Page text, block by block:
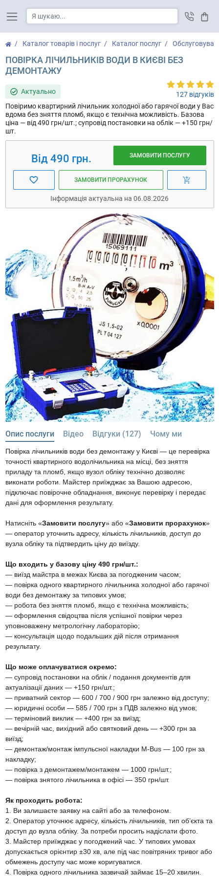
Каталог товарів і послуг Каталог послуг
ПОВІРКА ЛІЧИЛЬНИКІВ ВОДИ В КИЄВІ БЕЗ
ДЕМОНТАЖУ
Актуально
127 відгуків
Повіримо квартирний лічильник холодної або гарячої води у Вас
вдома без зняття пломб, якщо є технічна можливість. Базова
ціна — від 490 грн/шт.; супровід постановки на облік — +150 грн/
шт.
Від 490 грн. ЗАМОВИТИ ПОСЛУГУ
ЗАМОВИТИ ПРОРАХУНОК
Інформація актуальна на 06.08.2026
Опис послуги Відео Відгуки (127) Чому ми
Повірка лічильників води без демонтажу у Києві — це перевірка
точності квартирного водолічильника на місці, без зняття
приладу та пломб, якщо вузол обліку технічно дозволяє
виконати роботи. Майстер приїжджає за Вашою адресою,
підключає повірочне обладнання, виконує перевірку і передає
дані для оформлення результату.
Натисніть «Замовити послугу» або «Замовити прорахунок»
— оператор уточнить адресу, кількість лічильників, доступ до
вузла обліку та підтвердить ціну до виїзду.
Що входить у базову ціну 490 грн/шт.:
— виїзд майстра в межах Києва за погодженим часом;
— повірка одного квартирного лічильника холодної або гарячої
води без демонтажу за типових умов;
— робота без зняття пломб, якщо є технічна можливість;
— оформлення свідоцтва після успішної повірки через
уповноважену метрологічну лабораторію;
— консультація щодо подальших дій після отримання
результату.
Що може оплачуватися окремо:
— супровід постановки на облік / подання документів для
актуалізації даних — +150 грн/шт.;
— приватний сектор — 600 / 700 / 900 грн залежно від доступу;
— юридичні особи — 585 / 700 грн з ПДВ залежно від умов;
— терміновий виклик — +400 грн за виїзд;
— вечірній час, вихідний або святковий день — +300 грн за
виїзд;
— демонтаж/монтаж імпульсної накладки M-Bus — 100 грн за
накладку;
— повірка з демонтажем/монтажем — 1000 грн/шт.;
— повірка знятого лічильника в офісі — 350 грн/шт.
Як проходить робота:
1. Ви залишаєте заявку на сайті або за телефоном.
2. Оператор уточнює адресу, кількість лічильників, тип об’єкта та
доступ до вузла обліку. За потреби просить надіслати фото.
3. Майстер приїжджає у погоджений час. У типових умовах
допускається орієнтир ±30 хв, але під час повітряних тривог або
обмежень доступу час може коригуватися.
4. Повірка одного лічильника зазвичай займає 15–20 хвилин.